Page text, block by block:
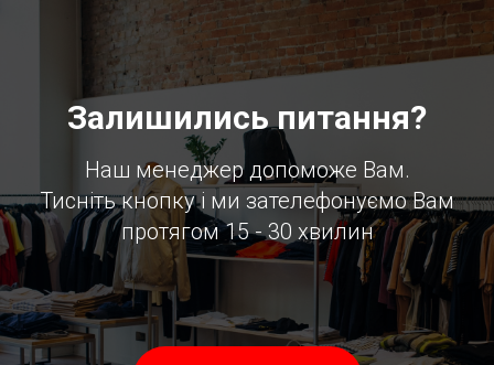
Залишились питання?
Наш менеджер допоможе Вам.
Тисніть кнопку і ми зателефонуємо Вам
протягом 15 - 30 хвилин